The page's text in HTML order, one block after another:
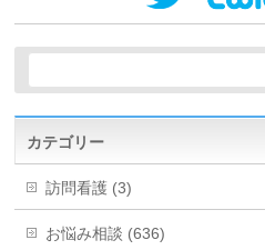
カテゴリー
訪問看護 (3)
お悩み相談 (636)